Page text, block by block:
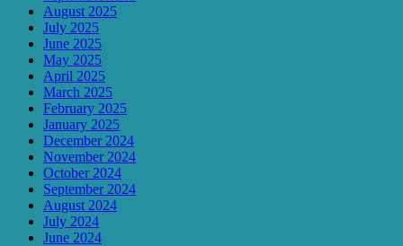
August 2025
July 2025
June 2025
May 2025
April 2025
March 2025
February 2025
January 2025
December 2024
November 2024
October 2024
September 2024
August 2024
July 2024
June 2024